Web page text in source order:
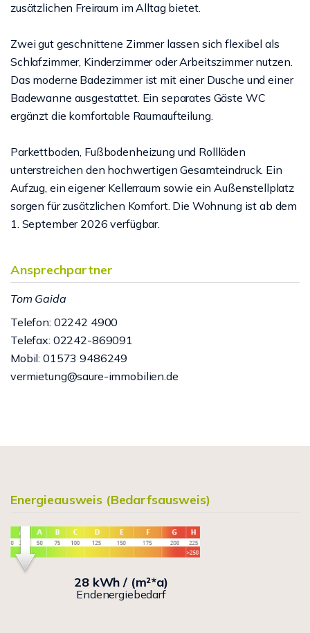
zusätzlichen Freiraum im Alltag bietet.
Zwei gut geschnittene Zimmer lassen sich flexibel als
Schlafzimmer, Kinderzimmer oder Arbeitszimmer nutzen.
Das moderne Badezimmer ist mit einer Dusche und einer
Badewanne ausgestattet. Ein separates Gäste WC
ergänzt die komfortable Raumaufteilung.
Parkettboden, Fußbodenheizung und Rollläden
unterstreichen den hochwertigen Gesamteindruck. Ein
Aufzug, ein eigener Kellerraum sowie ein Außenstellplatz
sorgen für zusätzlichen Komfort. Die Wohnung ist ab dem
1. September 2026 verfügbar.
Ansprechpartner
Tom Gaida
Telefon: 02242 4900
Telefax: 02242-869091
Mobil: 01573 9486249
vermietung@saure-immobilien.de
Energieausweis (Bedarfsausweis)
28 kWh / (m²*a)
Endenergiebedarf